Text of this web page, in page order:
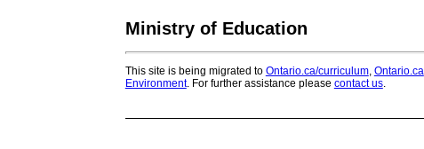
Ministry of Education
This site is being migrated to Ontario.ca/curriculum, Ontario.ca
Environment. For further assistance please contact us.